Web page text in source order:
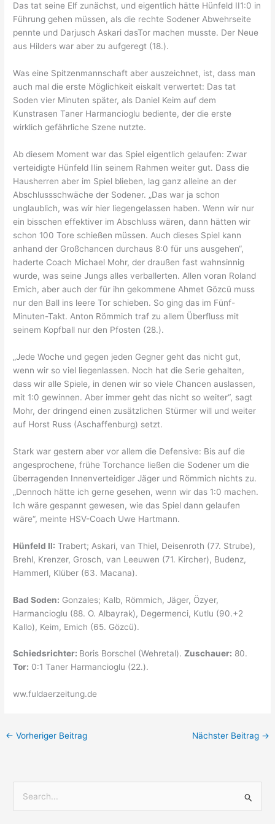
Das tat seine Elf zunächst, und eigentlich hätte Hünfeld II1:0 in
Führung gehen müssen, als die rechte Sodener Abwehrseite
pennte und Darjusch Askari dasTor machen musste. Der Neue
aus Hilders war aber zu aufgeregt (18.).
Was eine Spitzenmannschaft aber auszeichnet, ist, dass man
auch mal die erste Möglichkeit eiskalt verwertet: Das tat
Soden vier Minuten später, als Daniel Keim auf dem
Kunstrasen Taner Harmancioglu bediente, der die erste
wirklich gefährliche Szene nutzte.
Ab diesem Moment war das Spiel eigentlich gelaufen: Zwar
verteidigte Hünfeld IIin seinem Rahmen weiter gut. Dass die
Hausherren aber im Spiel blieben, lag ganz alleine an der
Abschlussschwäche der Sodener. „Das war ja schon
unglaublich, was wir hier liegengelassen haben. Wenn wir nur
ein bisschen effektiver im Abschluss wären, dann hätten wir
schon 100 Tore schießen müssen. Auch dieses Spiel kann
anhand der Großchancen durchaus 8:0 für uns ausgehen“,
haderte Coach Michael Mohr, der draußen fast wahnsinnig
wurde, was seine Jungs alles verballerten. Allen voran Roland
Emich, aber auch der für ihn gekommene Ahmet Gözcü muss
nur den Ball ins leere Tor schieben. So ging das im Fünf-
Minuten-Takt. Anton Römmich traf zu allem Überfluss mit
seinem Kopfball nur den Pfosten (28.).
„Jede Woche und gegen jeden Gegner geht das nicht gut,
wenn wir so viel liegenlassen. Noch hat die Serie gehalten,
dass wir alle Spiele, in denen wir so viele Chancen auslassen,
mit 1:0 gewinnen. Aber immer geht das nicht so weiter“, sagt
Mohr, der dringend einen zusätzlichen Stürmer will und weiter
auf Horst Russ (Aschaffenburg) setzt.
Stark war gestern aber vor allem die Defensive: Bis auf die
angesprochene, frühe Torchance ließen die Sodener um die
überragenden Innenverteidiger Jäger und Römmich nichts zu.
„Dennoch hätte ich gerne gesehen, wenn wir das 1:0 machen.
Ich wäre gespannt gewesen, wie das Spiel dann gelaufen
wäre“, meinte HSV-Coach Uwe Hartmann.
Hünfeld II: Trabert; Askari, van Thiel, Deisenroth (77. Strube),
Brehl, Krenzer, Grosch, van Leeuwen (71. Kircher), Budenz,
Hammerl, Klüber (63. Macana).
Bad Soden: Gonzales; Kalb, Römmich, Jäger, Özyer,
Harmancioglu (88. O. Albayrak), Degermenci, Kutlu (90.+2
Kallo), Keim, Emich (65. Gözcü).
Schiedsrichter: Boris Borschel (Wehretal).Zuschauer: 80.
Tor: 0:1 Taner Harmancioglu (22.).
ww.fuldaerzeitung.de
← Vorheriger Beitrag Nächster Beitrag →